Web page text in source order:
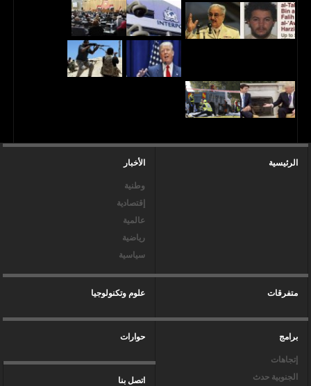
الرئيسية الأخبار
وطنية
إقتصادية
عالمية
رياضية
سياسية
متفرقات علوم وتكنولوجيا
برامج
إتجاهات
الجنوبية حدث
حوارات
اتصل بنا